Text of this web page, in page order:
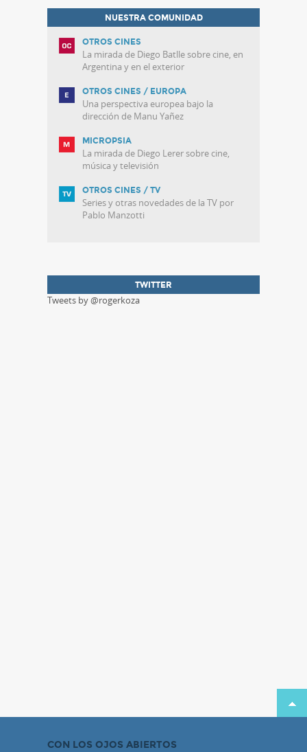
NUESTRA COMUNIDAD
OTROS CINES
La mirada de Diego Batlle sobre cine, en
Argentina y en el exterior
OTROS CINES / EUROPA
Una perspectiva europea bajo la
dirección de Manu Yañez
MICROPSIA
La mirada de Diego Lerer sobre cine,
música y televisión
OTROS CINES / TV
Series y otras novedades de la TV por
Pablo Manzotti
TWITTER
Tweets by @rogerkoza
CON LOS OJOS ABIERTOS